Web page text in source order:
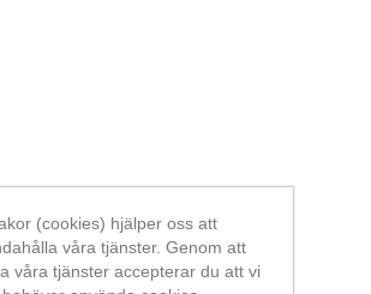
(cookies) hjälper oss att
våra tjänster. Genom att
våra tjänster accepterar du att vi